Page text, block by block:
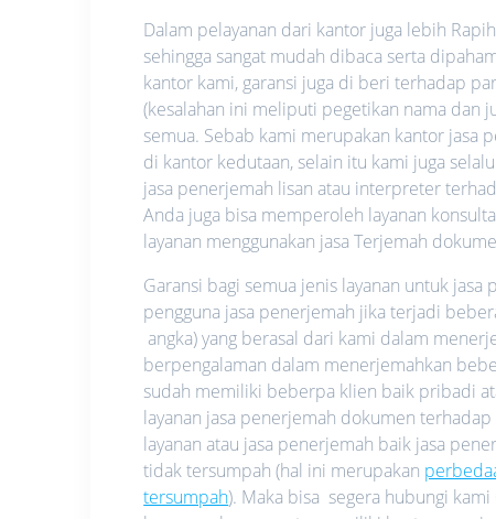
Dalam pelayanan dari kantor juga lebih
sehingga sangat mudah dibaca serta
kantor kami, garansi juga di beri terhadap
(kesalahan ini meliputi pegetikan nama dan
semua. Sebab kami merupakan kantor jasa
di kantor kedutaan, selain itu kami juga
jasa penerjemah lisan atau interpreter
Anda juga bisa memperoleh layanan
layanan menggunakan jasa Terjemah
Garansi bagi semua jenis layanan untuk
pengguna jasa penerjemah jika terjadi
angka) yang berasal dari kami dalam
berpengalaman dalam menerjemahkan
sudah memiliki beberpa klien baik pribadi
layanan jasa penerjemah dokumen
layanan atau jasa penerjemah baik jasa
tidak tersumpah (hal ini merupakan
tersumpah). Maka bisa segera hubungi kami